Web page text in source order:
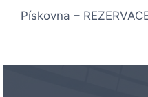
Pískovna –